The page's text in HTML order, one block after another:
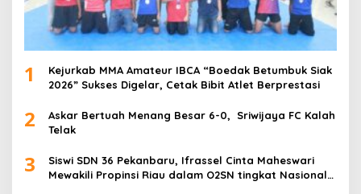
1
Kejurkab MMA Amateur IBCA “Boedak Betumbuk Siak
2026” Sukses Digelar, Cetak Bibit Atlet Berprestasi
2
Askar Bertuah Menang Besar 6-0, Sriwijaya FC Kalah
Telak
3
Siswi SDN 36 Pekanbaru, Ifrassel Cinta Maheswari
Mewakili Propinsi Riau dalam O2SN tingkat Nasional